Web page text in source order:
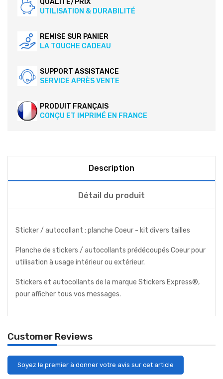
QUALITÉ/PRIX
UTILISATION & DURABILITÉ
REMISE SUR PANIER
LA TOUCHE CADEAU
SUPPORT ASSISTANCE
SERVICE APRÈS VENTE
PRODUIT FRANÇAIS
CONÇU ET IMPRIMÉ EN FRANCE
Description
Détail du produit
Sticker / autocollant : planche Coeur - kit divers tailles
Planche de stickers / autocollants prédécoupés Coeur pour
utilisation à usage intérieur ou extérieur.
Stickers et autocollants de la marque Stickers Express®,
pour afficher tous vos messages.
Customer Reviews
Soyez le premier à donner votre avis sur cet article